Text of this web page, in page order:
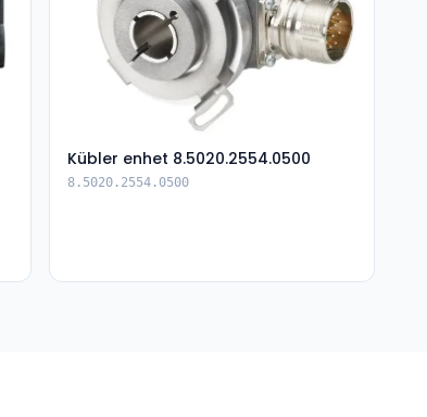
Kübler enhet 8.5020.2554.0500
8.5020.2554.0500